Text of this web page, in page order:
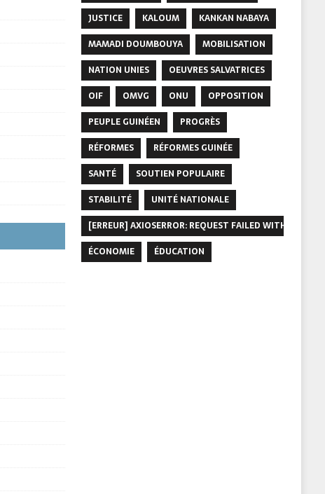
JUSTICE
KALOUM
KANKAN NABAYA
MAMADI DOUMBOUYA
MOBILISATION
NATION UNIES
OEUVRES SALVATRICES
OIF
OMVG ONU
OPPOSITION
PEUPLE GUINÉEN
PROGRÈS
RÉFORMES
RÉFORMES GUINÉE
SANTÉ
SOUTIEN POPULAIRE
STABILITÉ
UNITÉ NATIONALE
[ERREUR] AXIOSERROR: REQUEST FAILED WITH
ÉCONOMIE
ÉDUCATION